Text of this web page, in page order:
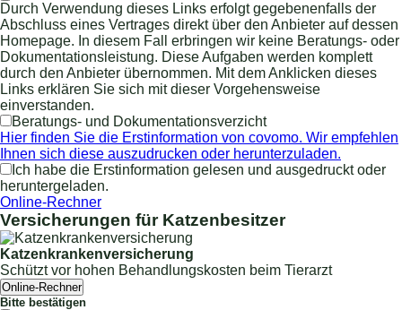
Durch Verwendung dieses Links erfolgt gegebenenfalls der
Abschluss eines Vertrages direkt über den Anbieter auf dessen
Homepage. In diesem Fall erbringen wir keine Beratungs- oder
Dokumentationsleistung. Diese Aufgaben werden komplett
durch den Anbieter übernommen. Mit dem Anklicken dieses
Links erklären Sie sich mit dieser Vorgehensweise
einverstanden.
Beratungs- und Dokumentationsverzicht
Hier finden Sie die Erstinformation von covomo. Wir empfehlen
Ihnen sich diese auszudrucken oder herunterzuladen.
Ich habe die Erstinformation gelesen und ausgedruckt oder
heruntergeladen.
Online-Rechner
Versicherungen für Katzenbesitzer
Katzenkrankenversicherung
Schützt vor hohen Behandlungskosten beim Tierarzt
Online-Rechner
Bitte bestätigen